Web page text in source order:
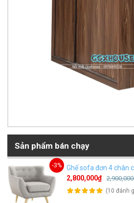
Sản phẩm bán chạy
-3%
Ghế sofa đơn 4 chân
2,800,000₫
(10 đánh